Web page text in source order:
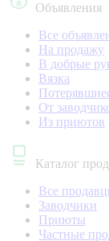
Объявления
Все
На продажу
В добрые
Вязка
От
Из приютов
Каталог
Все
Заводчики
Приюты
Частные